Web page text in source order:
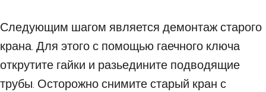
Следующим шагом является демонтаж старого
крана. Для этого с помощью гаечного ключа
открутите гайки и разьедините подводящие
трубы. Осторожно снимите старый кран с